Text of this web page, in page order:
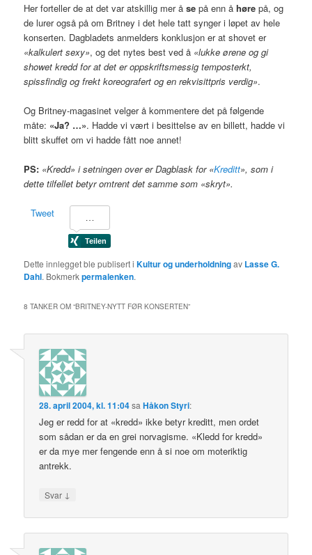
Her forteller de at det var atskillig mer åse på enn åhøre på, og
de lurer også på om Britney i det hele tatt synger i løpet av hele
konserten. Dagbladets anmelders konklusjon er at shovet er
«kalkulert sexy», og det nytes best ved å «lukke ørene og gi
showet kredd for at det er oppskriftsmessig temposterkt,
spissfindig og frekt koreografert og en rekvisittpris verdig».
Og Britney-magasinet velger å kommentere det på følgende
måte: «Ja? …». Hadde vi vært i besittelse av en billett, hadde vi
blitt skuffet om vi hadde fått noe annet!
PS: «Kredd» i setningen over er Dagblask for «Kreditt», som i
dette tilfellet betyr omtrent det samme som «skryt».
Tweet
Dette innlegget ble publisert iKultur og underholdningav Lasse G.
Dahl. Bokmerkpermalenken.
8 TANKER OM “BRITNEY-NYTT FØR KONSERTEN”
28. april 2004, kl. 11:04sa Håkon Styri:
Jeg er redd for at «kredd» ikke betyr kreditt, men ordet
som sådan er da en grei norvagisme. «Kledd for kredd»
er da mye mer fengende enn å si noe om moteriktig
antrekk.
Svar ↓